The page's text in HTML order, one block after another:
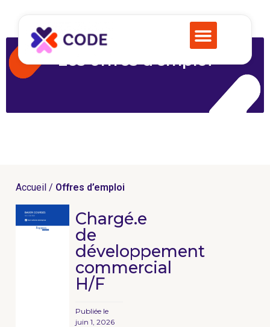
Les offres d’emploi
Accueil / Offres d’emploi
Chargé.e
de
développement
commercial
H/F
Publiée le
juin 1, 2026